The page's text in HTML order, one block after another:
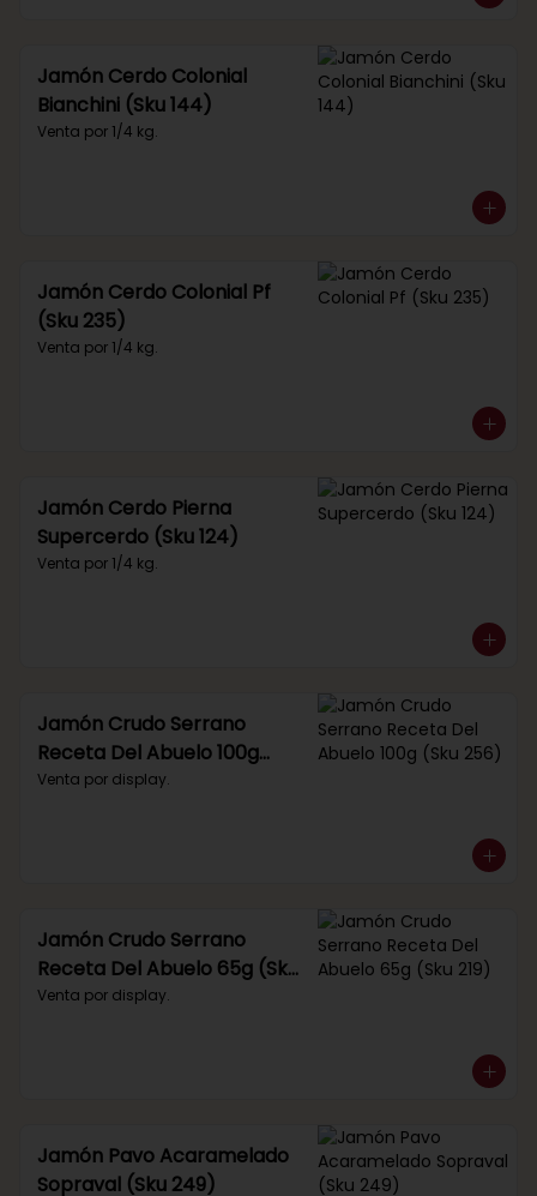
Jamón Cerdo Colonial
Bianchini (Sku 144)
Venta por 1/4 kg.
Jamón Cerdo Colonial Pf
(Sku 235)
Venta por 1/4 kg.
Jamón Cerdo Pierna
Supercerdo (Sku 124)
Venta por 1/4 kg.
Jamón Crudo Serrano
Receta Del Abuelo 100g
(Sku 256)
Venta por display.
Jamón Crudo Serrano
Receta Del Abuelo 65g (Sku
219)
Venta por display.
Jamón Pavo Acaramelado
Sopraval (Sku 249)